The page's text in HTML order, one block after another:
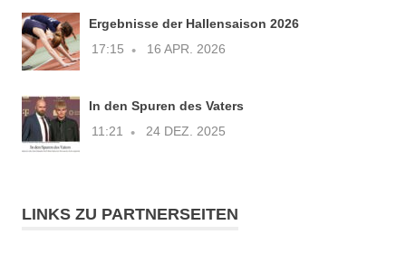
Ergebnisse der Hallensaison 2026
17:15 16 APR. 2026
In den Spuren des Vaters
11:21 24 DEZ. 2025
LINKS ZU PARTNERSEITEN